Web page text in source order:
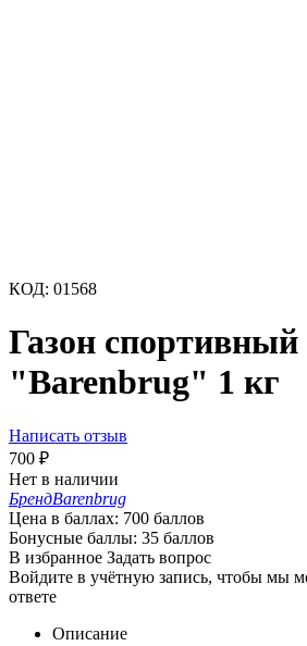
КОД: 01568
Газон спортивный
"Barenbrug" 1 кг
Написать отзыв
700 ₽
Нет в наличии
БрендBarenbrug
Цена в баллах: 700 баллов
Бонусные баллы: 35 баллов
В избранное Задать вопрос
Войдите в учётную запись, чтобы мы
ответе
Описание